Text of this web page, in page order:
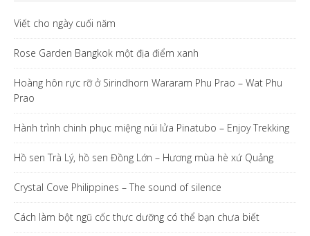
Viết cho ngày cuối năm
Rose Garden Bangkok một địa điểm xanh
Hoàng hôn rực rỡ ở Sirindhorn Wararam Phu Prao – Wat Phu
Prao
Hành trình chinh phục miệng núi lửa Pinatubo – Enjoy Trekking
Hồ sen Trà Lý, hồ sen Đồng Lớn – Hương mùa hè xứ Quảng
Crystal Cove Philippines – The sound of silence
Cách làm bột ngũ cốc thực dưỡng có thể bạn chưa biết